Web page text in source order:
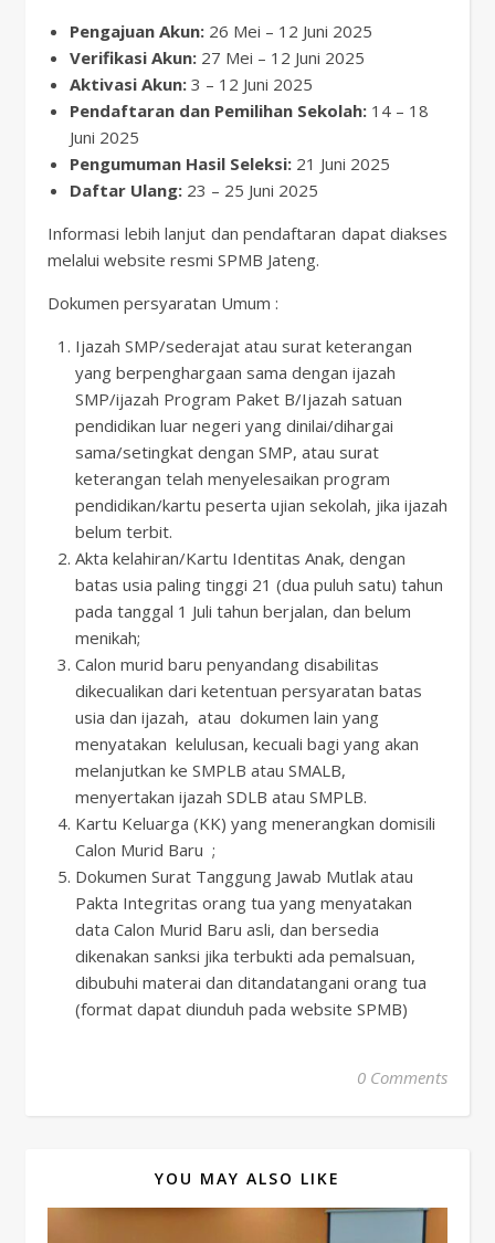
Pengajuan Akun: 26 Mei – 12 Juni 2025
Verifikasi Akun: 27 Mei – 12 Juni 2025
Aktivasi Akun: 3 – 12 Juni 2025
Pendaftaran dan Pemilihan Sekolah: 14 – 18
Juni 2025
Pengumuman Hasil Seleksi: 21 Juni 2025
Daftar Ulang: 23 – 25 Juni 2025
Informasi lebih lanjut dan pendaftaran dapat diakses
melalui website resmi SPMB Jateng.
Dokumen persyaratan Umum :
Ijazah SMP/sederajat atau surat keterangan
yang berpenghargaan sama dengan ijazah
SMP/ijazah Program Paket B/Ijazah satuan
pendidikan luar negeri yang dinilai/dihargai
sama/setingkat dengan SMP, atau surat
keterangan telah menyelesaikan program
pendidikan/kartu peserta ujian sekolah, jika ijazah
belum terbit.
Akta kelahiran/Kartu Identitas Anak, dengan
batas usia paling tinggi 21 (dua puluh satu) tahun
pada tanggal 1 Juli tahun berjalan, dan belum
menikah;
Calon murid baru penyandang disabilitas
dikecualikan dari ketentuan persyaratan batas
usia dan ijazah, atau dokumen lain yang
menyatakan kelulusan, kecuali bagi yang akan
melanjutkan ke SMPLB atau SMALB,
menyertakan ijazah SDLB atau SMPLB.
Kartu Keluarga (KK) yang menerangkan domisili
Calon Murid Baru ;
Dokumen Surat Tanggung Jawab Mutlak atau
Pakta Integritas orang tua yang menyatakan
data Calon Murid Baru asli, dan bersedia
dikenakan sanksi jika terbukti ada pemalsuan,
dibubuhi materai dan ditandatangani orang tua
(format dapat diunduh pada website SPMB)
0 Comments
YOU MAY ALSO LIKE